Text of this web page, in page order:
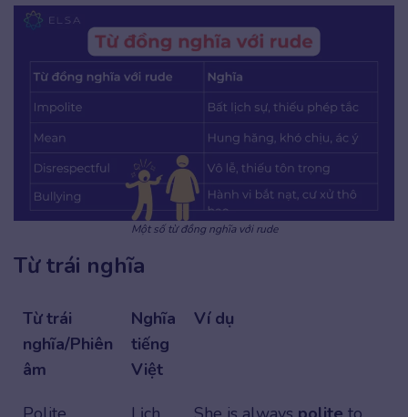
Một số từ đồng nghĩa với rude
Từ trái nghĩa
Từ trái
nghĩa/Phiên
âm
Nghĩa
tiếng
Việt
Ví dụ